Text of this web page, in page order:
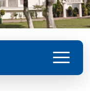
menu